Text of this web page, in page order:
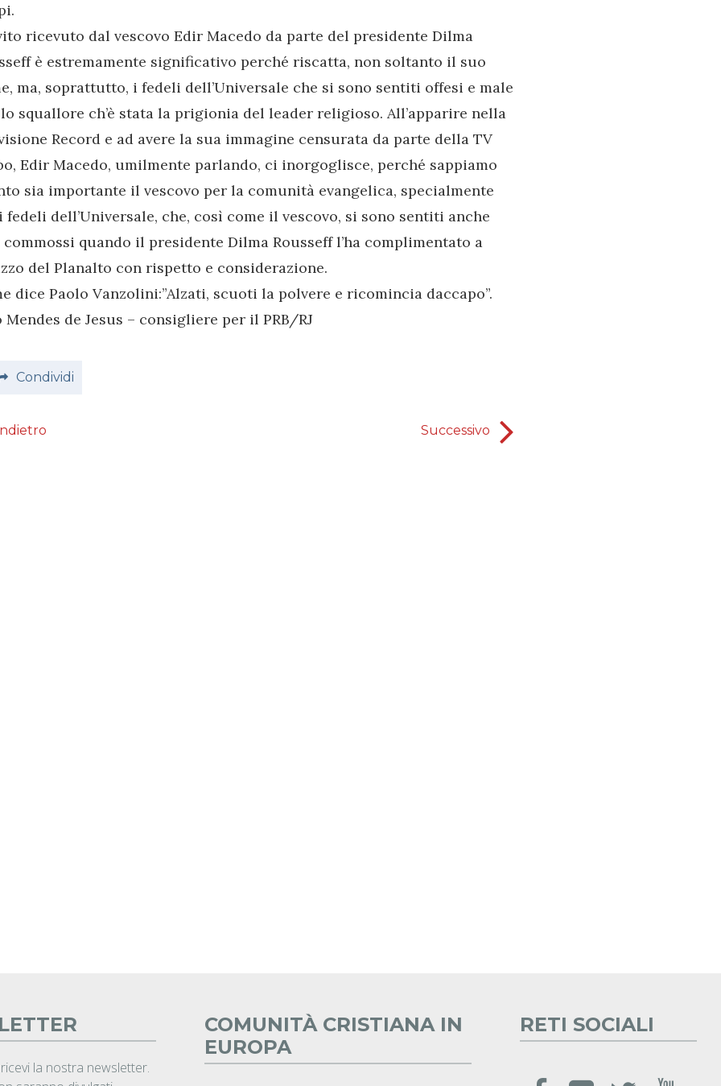
ricevuto dal vescovo Edir Macedo da parte del presidente Dilma
è estremamente significativo perché riscatta, non soltanto il suo
ma, soprattutto, i fedeli dell’Universale che si sono sentiti offesi e male
squallore ch’è stata la prigionia del leader religioso. All’apparire nella
Record e ad avere la sua immagine censurata da parte della TV
Edir Macedo, umilmente parlando, ci inorgoglisce, perché sappiamo
sia importante il vescovo per la comunità evangelica, specialmente
fedeli dell’Universale, che, così come il vescovo, si sono sentiti anche
quando il presidente Dilma Rousseff l’ha complimentato a
del Planalto con rispetto e considerazione.
dice Paolo Vanzolini:”Alzati, scuoti la polvere e ricomincia daccapo”.
Mendes de Jesus – consigliere per il PRB/RJ
Condividi
Successivo
la nostra newsletter.
COMUNITÀ CRISTIANA IN
EUROPA
RETI SOCIALI